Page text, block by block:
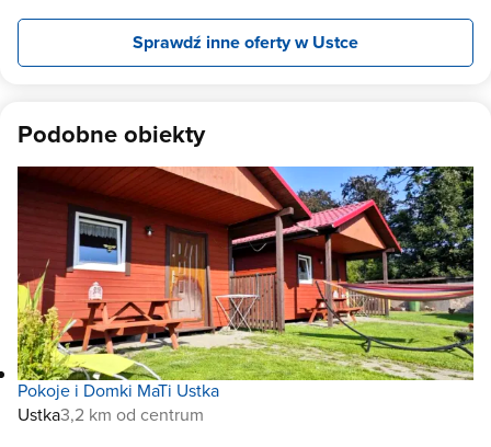
Sprawdź inne oferty w Ustce
Podobne obiekty
Pokoje i Domki MaTi Ustka
Ustka3,2 km od centrum